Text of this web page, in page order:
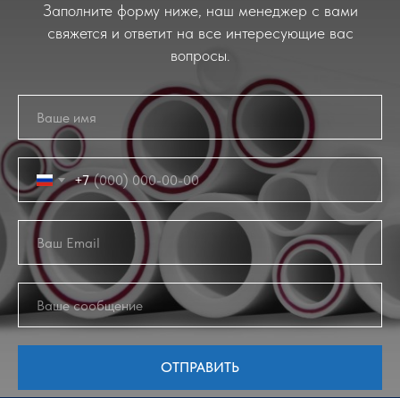
Заполните форму ниже, наш менеджер с вами
свяжется и ответит на все интересующие вас
вопросы.
+7
ОТПРАВИТЬ